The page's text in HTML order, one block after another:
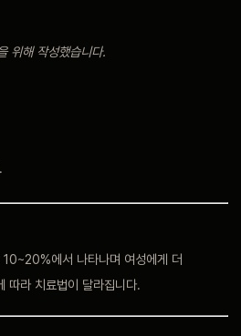
위해 작성했습니다.
에서 나타나며 여성에게 더
따라 치료법이 달라집니다.